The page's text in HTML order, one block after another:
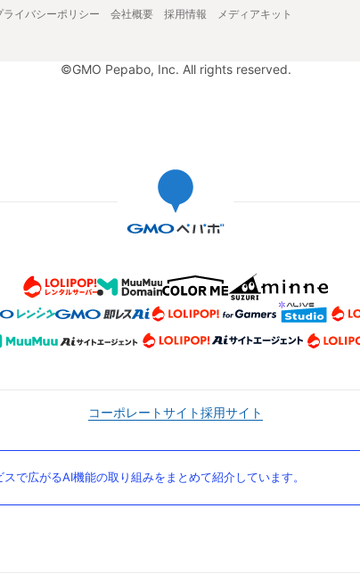
ライバシーポリシー 会社概要 採用情報 メディアキット
©GMO Pepabo, Inc. All rights reserved.
コーポレートサイト採用サイト
で広がるAI機能の取り組みをまとめて紹介しています。